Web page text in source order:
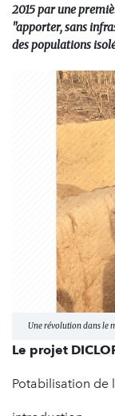
2015 par une
"apporter, sans
des populations
Une révolution dans le
Le projet
Potabilisation de